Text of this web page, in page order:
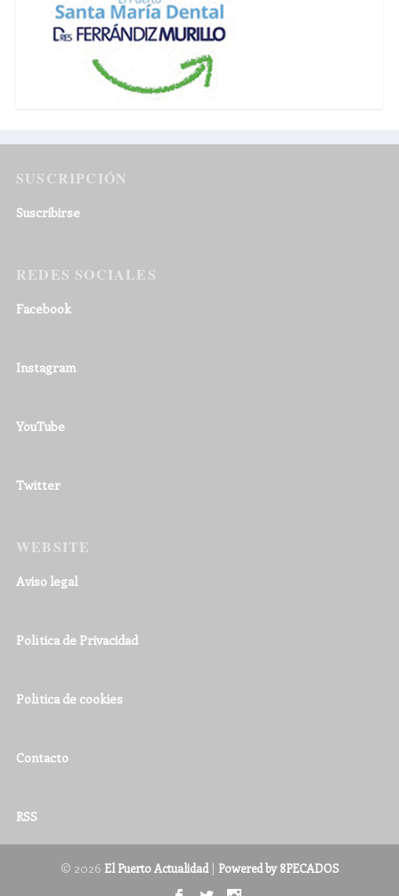
SUSCRIPCIÓN
Suscribirse
REDES SOCIALES
Facebook
Instagram
YouTube
Twitter
WEBSITE
Aviso legal
Política de Privacidad
Política de cookies
Contacto
RSS
© 2026 El Puerto Actualidad| Powered by 8PECADOS